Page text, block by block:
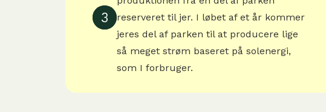
3
reserveret til jer. I løbet af et år kommer
jeres del af parken til at producere lige
så meget strøm baseret på solenergi,
som I forbruger.